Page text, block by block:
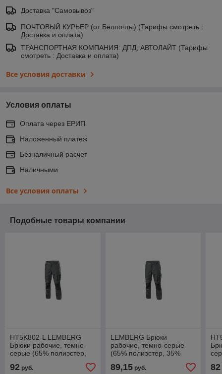
Доставка "Самовывоз"
ПОЧТОВЫЙ КУРЬЕР (от Белпочты) (Тарифы смотреть :
Доставка и оплата)
ТРАНСПОРТНАЯ КОМПАНИЯ: ДПД, АВТОЛАЙТ (Тарифы
смотреть : Доставка и оплата)
Все условия доставки
Условия оплаты
Оплата через ЕРИП
Наложенный платеж
Безналичный расчет
Наличными
Все условия оплаты
Подобные товары компании
HT5K802-L LEMBERG
Брюки рабочие, темно-
серые (65% полиэстер,
(52), HOEGERT
92 руб.
LEMBERG Брюки
рабочие, темно-серые
(65% полиэстер, 35%
хлопок), размер M (50),
HOEGERT HT5K802-M
89,15руб. 82